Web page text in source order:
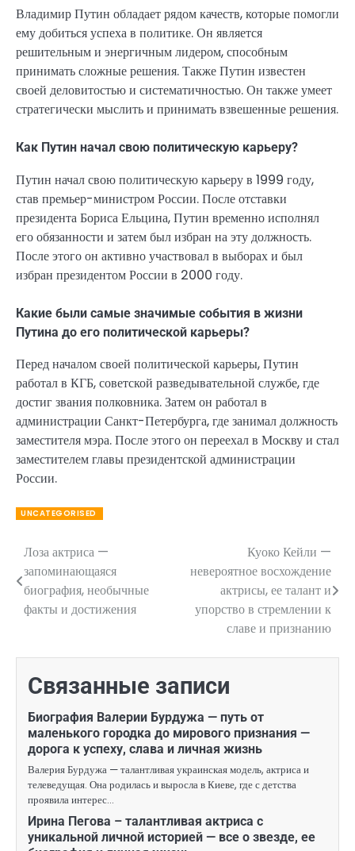
Владимир Путин обладает рядом качеств, которые помогли
ему добиться успеха в политике. Он является
решительным и энергичным лидером, способным
принимать сложные решения. Также Путин известен
своей деловитостью и систематичностью. Он также умеет
стратегически мыслить и принимать взвешенные решения.
Как Путин начал свою политическую карьеру?
Путин начал свою политическую карьеру в 1999 году,
став премьер-министром России. После отставки
президента Бориса Ельцина, Путин временно исполнял
его обязанности и затем был избран на эту должность.
После этого он активно участвовал в выборах и был
избран президентом России в 2000 году.
Какие были самые значимые события в жизни
Путина до его политической карьеры?
Перед началом своей политической карьеры, Путин
работал в КГБ, советской разведывательной службе, где
достиг звания полковника. Затем он работал в
администрации Санкт-Петербурга, где занимал должность
заместителя мэра. После этого он переехал в Москву и стал
заместителем главы президентской администрации
России.
UNCATEGORISED
Навигация
по
записям
Лоза актриса —
запоминающаяся
биография, необычные
факты и достижения
Куоко Кейли —
невероятное восхождение
актрисы, ее талант и
упорство в стремлении к
славе и признанию
Связанные записи
Биография Валерии Бурдужа — путь от
маленького городка до мирового признания —
дорога к успеху, слава и личная жизнь
Валерия Бурдужа — талантливая украинская модель, актриса и
телеведущая. Она родилась и выросла в Киеве, где с детства
проявила интерес…
Ирина Пегова – талантливая актриса с
уникальной личной историей — все о звезде, ее